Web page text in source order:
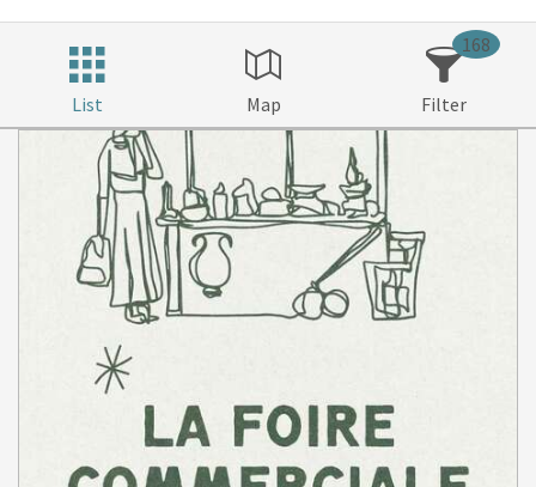
List Map Filter
168